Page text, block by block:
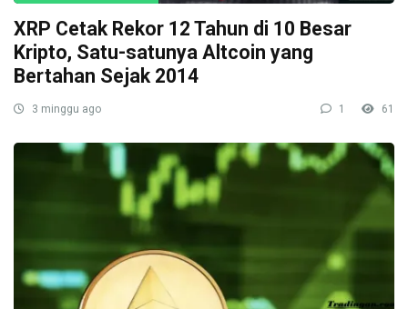
XRP Cetak Rekor 12 Tahun di 10 Besar
Kripto, Satu-satunya Altcoin yang
Bertahan Sejak 2014
3 minggu ago 1 61